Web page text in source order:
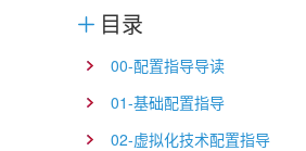
目录
00-配置指导导读
01-基础配置指导
02-虚拟化技术配置指导